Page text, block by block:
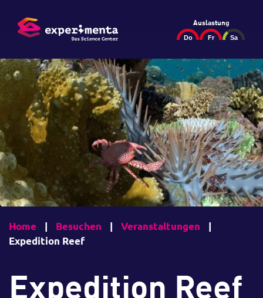
Auslastung
Home | Besuchen | Veranstaltungen
|
Expedition Reef
Expedition Reef